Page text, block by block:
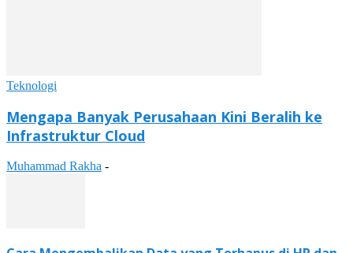
Teknologi
Mengapa Banyak Perusahaan Kini Beralih ke
Infrastruktur Cloud
Muhammad Rakha -